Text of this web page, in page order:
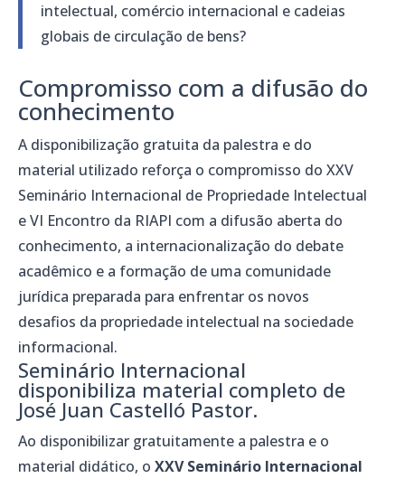
intelectual, comércio internacional e cadeias
globais de circulação de bens?
Compromisso com a difusão do
conhecimento
A disponibilização gratuita da palestra e do
material utilizado reforça o compromisso do XXV
Seminário Internacional de Propriedade Intelectual
e VI Encontro da RIAPI com a difusão aberta do
conhecimento, a internacionalização do debate
acadêmico e a formação de uma comunidade
jurídica preparada para enfrentar os novos
desafios da propriedade intelectual na sociedade
informacional.
Seminário Internacional
disponibiliza material completo de
José Juan Castelló Pastor.
Ao disponibilizar gratuitamente a palestra e o
material didático, o XXV Seminário Internacional